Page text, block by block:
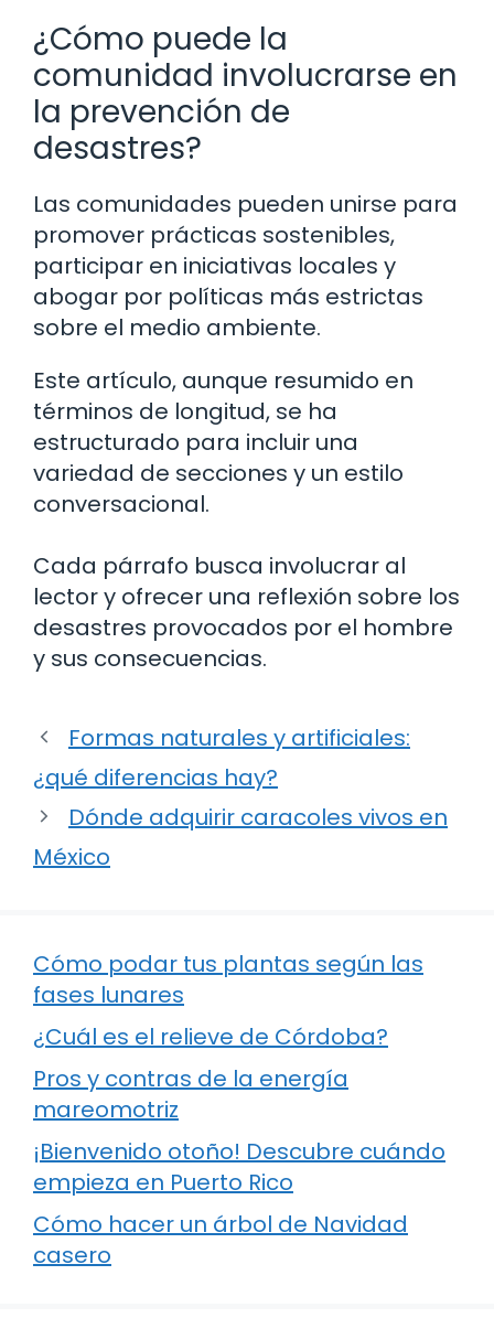
¿Cómo puede la
comunidad involucrarse en
la prevención de
desastres?
Las comunidades pueden unirse para
promover prácticas sostenibles,
participar en iniciativas locales y
abogar por políticas más estrictas
sobre el medio ambiente.
Este artículo, aunque resumido en
términos de longitud, se ha
estructurado para incluir una
variedad de secciones y un estilo
conversacional.
Cada párrafo busca involucrar al
lector y ofrecer una reflexión sobre los
desastres provocados por el hombre
y sus consecuencias.
Formas naturales y artificiales:
¿qué diferencias hay?
Dónde adquirir caracoles vivos en
México
Cómo podar tus plantas según las
fases lunares
¿Cuál es el relieve de Córdoba?
Pros y contras de la energía
mareomotriz
¡Bienvenido otoño! Descubre cuándo
empieza en Puerto Rico
Cómo hacer un árbol de Navidad
casero